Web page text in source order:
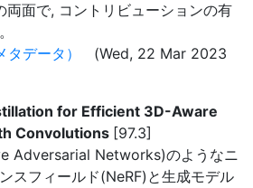
両面で, コントリビューションの有
データ）
(Wed, 22 Mar 2023
for Efficient 3D-Aware
Convolutions [97.3]
Adversarial Networks)のようなニ
スフィールド(NeRF)と生成モデル